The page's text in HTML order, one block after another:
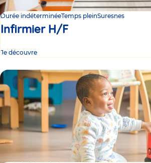
Durée indéterminéeTemps pleinSuresnes
Infirmier H/F
Je découvre